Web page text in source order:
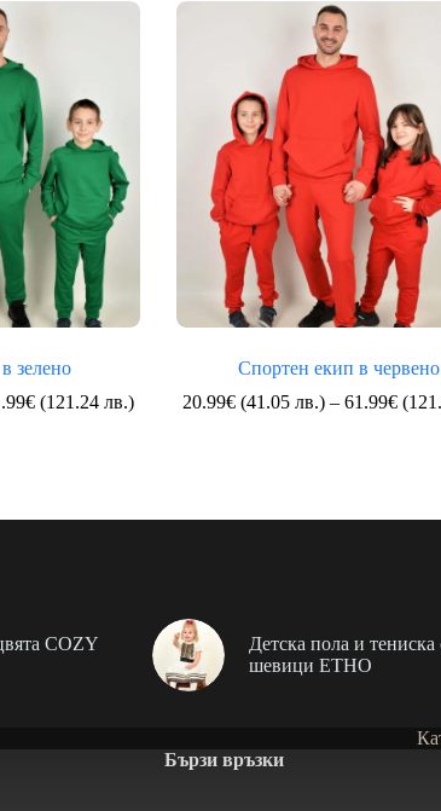
зелено
€(121.24 лв.)Price
Спортен екип в червено
20.99€(41.05 лв.) – 61.99€
COZY
Детска пола и тениска
шевици ЕТНО
Бързи връзки